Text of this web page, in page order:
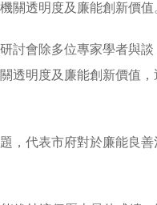
關透明度及廉能創新價值
討會除多位專家學者與談
透明度及廉能創新價值，
，代表市府對於廉能良善